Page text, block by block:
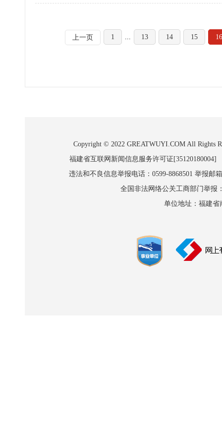
上一页 1 ... 13 14 15 16
Copyright © 2022 GREATWUYI.COM All Rights
福建省互联网新闻信息服务许可证
违法和不良信息举报电话：0599-8868501 举报邮
全国非法网络公关工商部门举报
单位地址：福建省